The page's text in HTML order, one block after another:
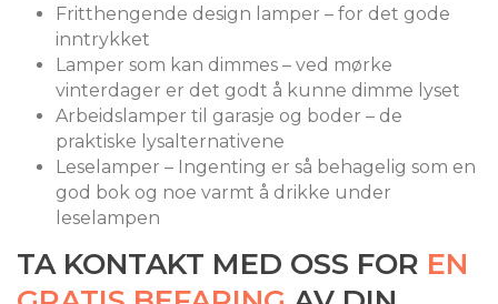
Fritthengende design lamper – for det gode
inntrykket
Lamper som kan dimmes – ved mørke
vinterdager er det godt å kunne dimme lyset
Arbeidslamper til garasje og boder – de
praktiske lysalternativene
Leselamper – Ingenting er så behagelig som en
god bok og noe varmt å drikke under
leselampen
TA KONTAKT MED OSS FOR EN